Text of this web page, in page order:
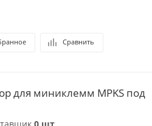
Сравнить
для миниклемм MPKS под